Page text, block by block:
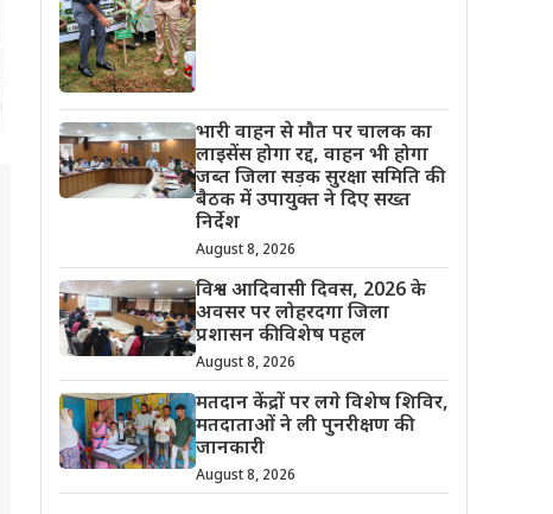
भारी वाहन से मौत पर चालक का
लाइसेंस होगा रद्द, वाहन भी होगा
जब्त जिला सड़क सुरक्षा समिति की
बैठक में उपायुक्त ने दिए सख्त
निर्देश
August 8, 2026
विश्व आदिवासी दिवस, 2026 के
अवसर पर लोहरदगा जिला
प्रशासन की विशेष पहल
August 8, 2026
मतदान केंद्रों पर लगे विशेष शिविर,
मतदाताओं ने ली पुनरीक्षण की
जानकारी
August 8, 2026